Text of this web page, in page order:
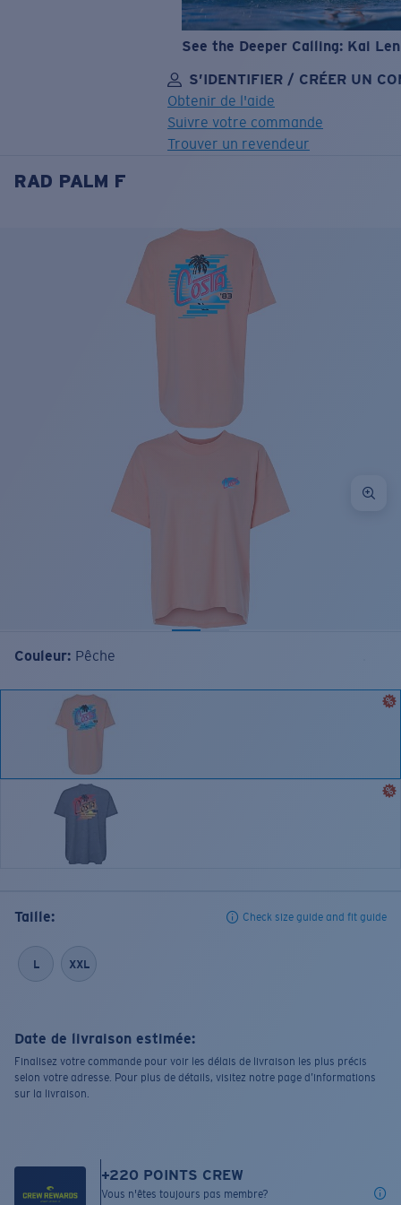
See the Deeper Calling: Kai
S’IDENTIFIER / CRÉER UN
Obtenir de l'aide
Suivre votre commande
Trouver un revendeur
OBJECTIF MIS À JOUR
Quantité:
Prix :
Gratuit
Quantité:
RAD PALM F
Couleur: Pêche
Taille: Check size guide and fit guide
L XXL
Date de livraison estimée:
Finalisez votre commande pour voir les délais de livraison les plus précis
selon votre adresse. Pour plus de détails, visitez notre page d’informations
sur la livraison.
+220 POINTS CREW
Vous n'êtes toujours pas membre?